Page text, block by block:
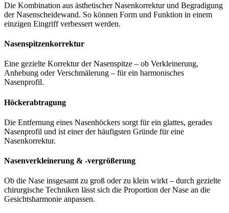
Die Kombination aus ästhetischer Nasenkorrektur und Begradigung
der Nasenscheidewand. So können Form und Funktion in einem
einzigen Eingriff verbessert werden.
Nasenspitzenkorrektur
Eine gezielte Korrektur der Nasenspitze – ob Verkleinerung,
Anhebung oder Verschmälerung – für ein harmonisches
Nasenprofil.
Höckerabtragung
Die Entfernung eines Nasenhöckers sorgt für ein glattes, gerades
Nasenprofil und ist einer der häufigsten Gründe für eine
Nasenkorrektur.
Nasenverkleinerung & -vergrößerung
Ob die Nase insgesamt zu groß oder zu klein wirkt – durch gezielte
chirurgische Techniken lässt sich die Proportion der Nase an die
Gesichtsharmonie anpassen.